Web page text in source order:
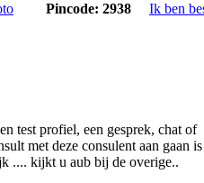
Pincode: 2938 Ik ben
test profiel, een gesprek, chat of
met deze consulent aan gaan
.... kijkt u aub bij de overige..